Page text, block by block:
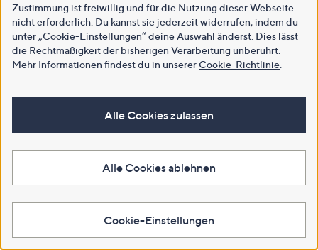
Zustimmung ist freiwillig und für die Nutzung dieser Webseite
nicht erforderlich. Du kannst sie jederzeit widerrufen, indem du
unter „Cookie-Einstellungen“ deine Auswahl änderst. Dies lässt
die Rechtmäßigkeit der bisherigen Verarbeitung unberührt.
Mehr Informationen findest du in unsererCookie-Richtlinie
Alle Cookies zulassen
Alle Cookies ablehnen
Cookie-Einstellungen